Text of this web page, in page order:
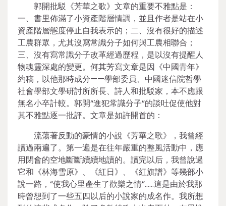
郭開批駁《芳華之歌》文章的重要不雅點是：
一、書里佈滿了小資產階層情調，並且作者是站在小
資產階層態度停止自我表示的；二、沒有很好的描述
工農群眾，尤其沒寫常識分子如何與工農相聯合；
三、沒有寫常識分子改革經過歷程，是以沒有提醒人
物魂靈深處的變更。何其芳寫文章是因《中國青年》
約稿，以他那時成分——學部委員、中國迷信院哲學
社會學部文學研討所所長、詩人和批駁家，本不應跟
無名小卒計較。郭開“進犯常識分子”的談吐促使他對
其不雅點逐一批評。文章是如許開首的：
流蕩著反動的豪情的小說《芳華之歌》，我曾經
讀過兩遍了。第一遍是在往年嚴重的整風活動中，應
用閉會的空地斷斷續續地讀的。讀完以后，我曾說過
它和《林海雪原》、《紅日》、《紅旗譜》等幾部小
說一路，“使我心里產生了歡樂之情”……這是由於我那
時曾想到了一些五四以后的小說家的成名作。我所想